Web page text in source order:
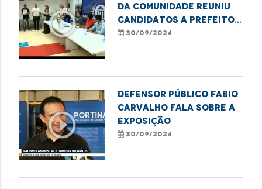
play_circle_outline
da Comunidade reuniu
candidatos a Prefeito
para debate,
30/09/2024
play_circle_outline
Defensor público Fabio
Carvalho fala sobre a
exposição
30/09/2024